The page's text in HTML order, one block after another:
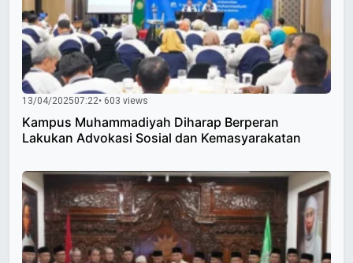
13/04/202507:22• 603 views
Kampus Muhammadiyah Diharap Berperan
Lakukan Advokasi Sosial dan Kemasyarakatan